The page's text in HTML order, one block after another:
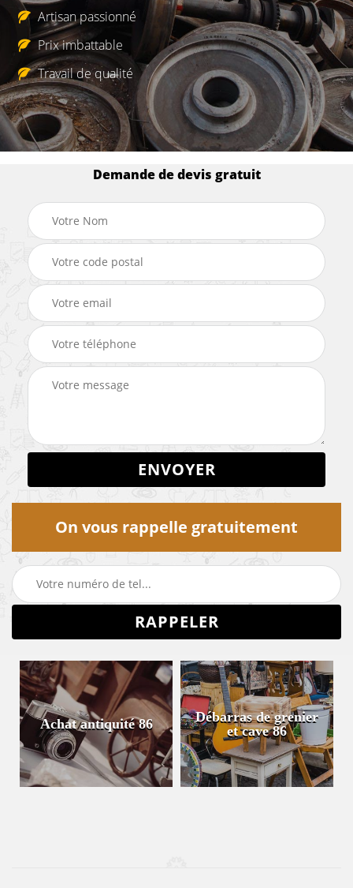
Artisan passionné
Prix imbattable
Travail de qualité
Demande de devis gratuit
On vous rappelle gratuitement
Achat antiquité 86
Débarras de grenier
et cave 86